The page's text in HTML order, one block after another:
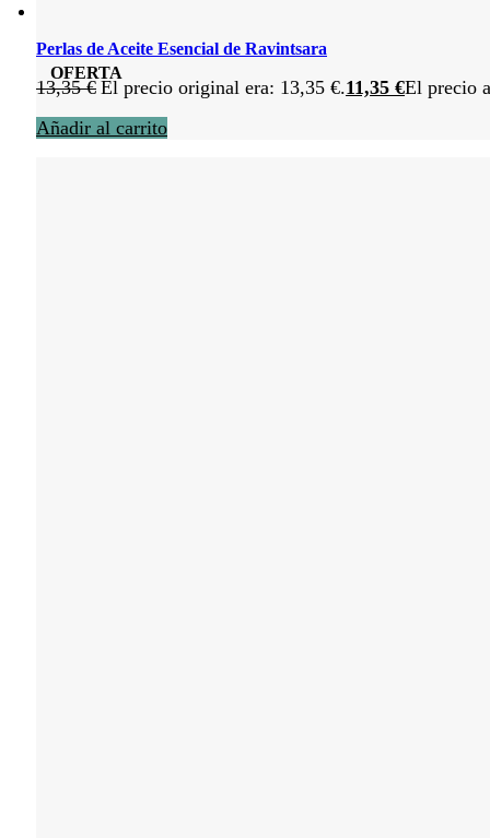
OFERTA
Perlas de Aceite Esencial de Ravintsara
13,35€ El precio original era: 13,35 €.11,35 €El precio
Añadir al carrito